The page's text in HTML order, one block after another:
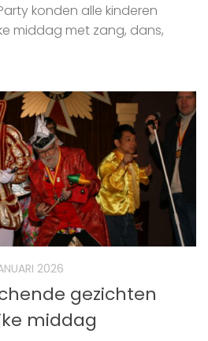
konden alle kinderen
middag met zang, dans,
2026
gezichten
middag